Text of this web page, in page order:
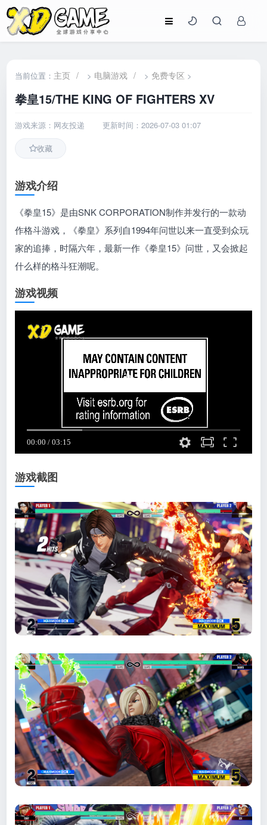
当前位置： 主页 / > 电脑游戏 / > 免费专区 >
拳皇15/THE KING OF FIGHTERS XV
游戏来源：网友投递 更新时间：2026-07-03 01:07
收藏
游戏介绍
《拳皇15》是由SNK CORPORATION制作并发行的一款动
作格斗游戏，《拳皇》系列自1994年问世以来一直受到众玩
家的追捧，时隔六年，最新一作《拳皇15》问世，又会掀起
什么样的格斗狂潮呢。
游戏视频
游戏截图